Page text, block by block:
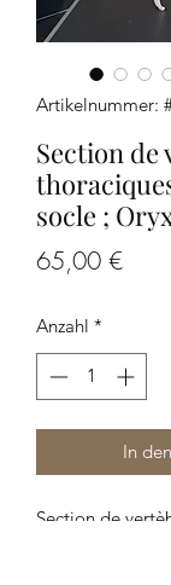
Artikelnummer:
Section de
socle ;
65,00 €Preis
Anzahl *
In
Section de